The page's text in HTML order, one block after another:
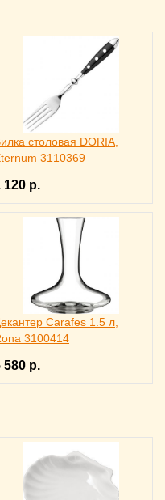
столовая DORIA,
3110369
120 р.
Carafes 1.5 л,
3100414
580 р.